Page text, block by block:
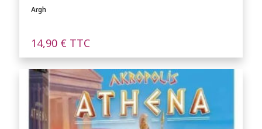
Argh
14,90 € TTC